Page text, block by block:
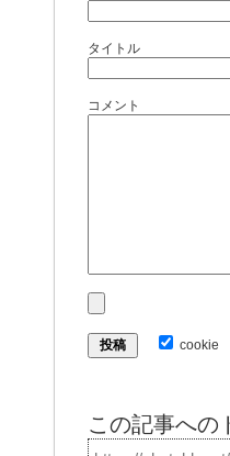
タイトル
コメント
cookie
この記事への